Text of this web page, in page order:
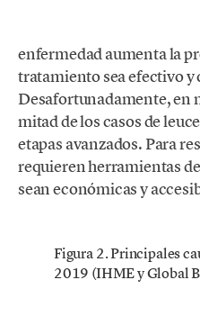
enfermedad aumenta la
tratamiento sea efectivo y
Desafortunadamente, en
mitad de los casos de
etapas avanzados. Para
requieren herramientas
sean económicas y
Figura 2. Principales
2019 (IHME y Global